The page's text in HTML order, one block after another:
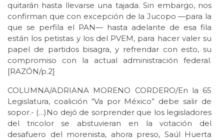
quitarán hasta llevarse una tajada. Sin embargo, nos
confirman que con excepción de la Jucopo —para la
que se perfila el PAN— hasta adelante de esa fila
están los petistas y los del PVEM, para hacer valer su
papel de partidos bisagra, y refrendar con esto, su
compromiso con la actual administración federal.
[RAZÓN/p.2]
COLUMNA/ADRIANA MORENO CORDERO/En la 65
Legislatura, coalición “Va por México” debe salir de
sopor.- (…)No dejó de sorprender que los legisladores
del tricolor se abstuvieran en la votación del
desafuero del morenista, ahora preso, Saúl Huerta